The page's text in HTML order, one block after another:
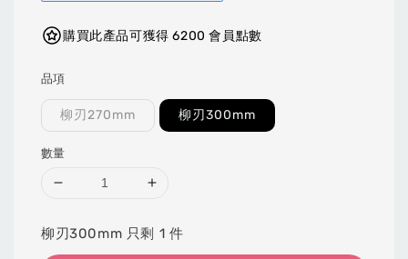
購買此產品可獲得 6200 會員點數
品項
柳刃270mm 柳刃300mm
數量
柳刃300mm 只剩 1 件